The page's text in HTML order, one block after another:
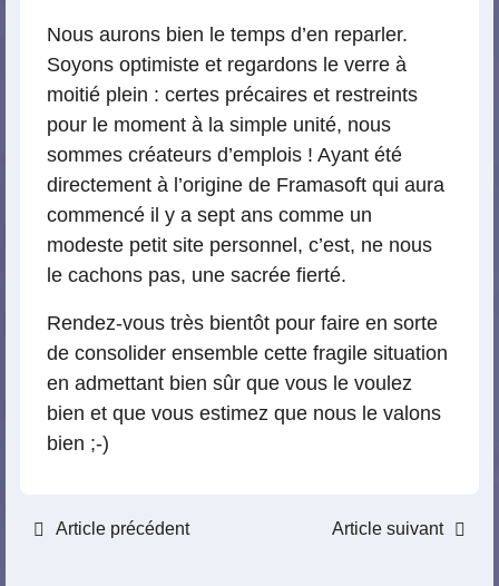
Nous aurons bien le temps d’en reparler.
Soyons optimiste et regardons le verre à
moitié plein : certes précaires et restreints
pour le moment à la simple unité, nous
sommes créateurs d’emplois ! Ayant été
directement à l’origine de Framasoft qui aura
commencé il y a sept ans comme un
modeste petit site personnel, c’est, ne nous
le cachons pas, une sacrée fierté.
Rendez-vous très bientôt pour faire en sorte
de consolider ensemble cette fragile situation
en admettant bien sûr que vous le voulez
bien et que vous estimez que nous le valons
bien ;-)
Article précédent Article suivant